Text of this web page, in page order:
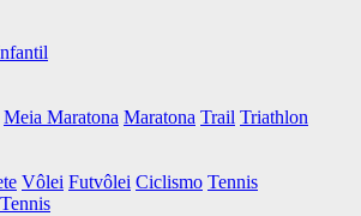
Meia Maratona Maratona Trail Triathlon
Vôlei Futvôlei Ciclismo Tennis